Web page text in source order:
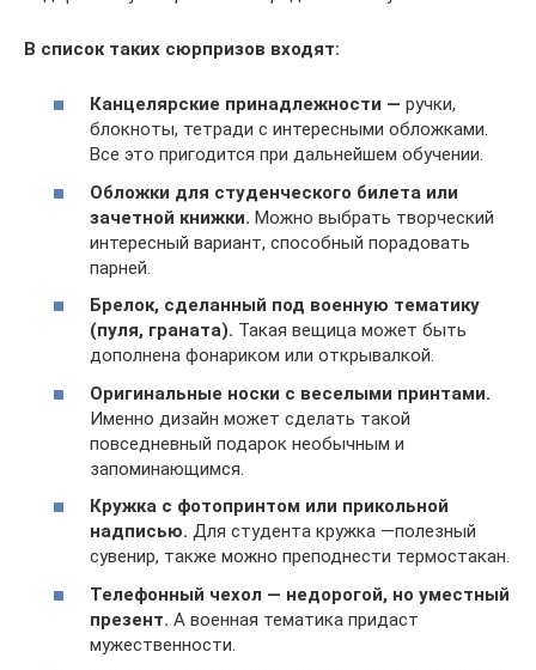
В список таких сюрпризов входят:
Канцелярские принадлежности — ручки,
блокноты, тетради с интересными обложками.
Все это пригодится при дальнейшем обучении.
Обложки для студенческого билета или
зачетной книжки. Можно выбрать творческий
интересный вариант, способный порадовать
парней.
Брелок, сделанный под военную тематику
(пуля, граната). Такая вещица может быть
дополнена фонариком или открывалкой.
Оригинальные носки с веселыми принтами.
Именно дизайн может сделать такой
повседневный подарок необычным и
запоминающимся.
Кружка с фотопринтом или прикольной
надписью. Для студента кружка —полезный
сувенир, также можно преподнести термостакан.
Телефонный чехол — недорогой, но уместный
презент. А военная тематика придаст
мужественности.